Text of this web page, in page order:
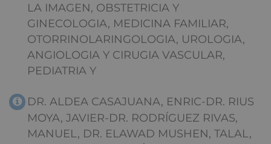
LA IMAGEN, OBSTETRICIA Y
GINECOLOGIA, MEDICINA FAMILIAR,
OTORRINOLARINGOLOGIA, UROLOGIA,
ANGIOLOGIA Y CIRUGIA VASCULAR,
PEDIATRIA Y
DR. ALDEA CASAJUANA, ENRIC-DR. RIUS
MOYA, JAVIER-DR. RODRÍGUEZ RIVAS,
MANUEL, DR. ELAWAD MUSHEN, TALAL,